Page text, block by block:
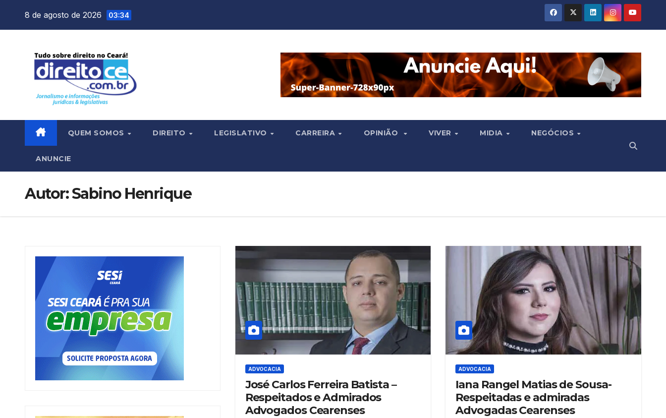
8 de agosto de 2026 03:34
QUEM SOMOS DIREITO LEGISLATIVO CARREIRA OPINIÃO VIVER MIDIA NEGÓCIOS
ANUNCIE
Autor:Sabino Henrique
ADVOCACIA
José Carlos Ferreira Batista –
Respeitados e Admirados
Advogados Cearenses
ADVOCACIA
Iana Rangel Matias de Sousa-
Respeitadas e admiradas
Advogadas Cearenses